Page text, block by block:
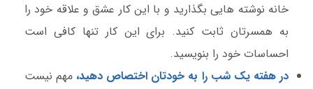
خانه نوشته هایی بگذارید و با این کار عشق و علاقه خود را
به همسرتان ثابت کنید. برای این کار تنها کافی است
احساسات خود را بنویسید.
در هفته یک شب را به خودتان اختصاص دهید، مهم نیست